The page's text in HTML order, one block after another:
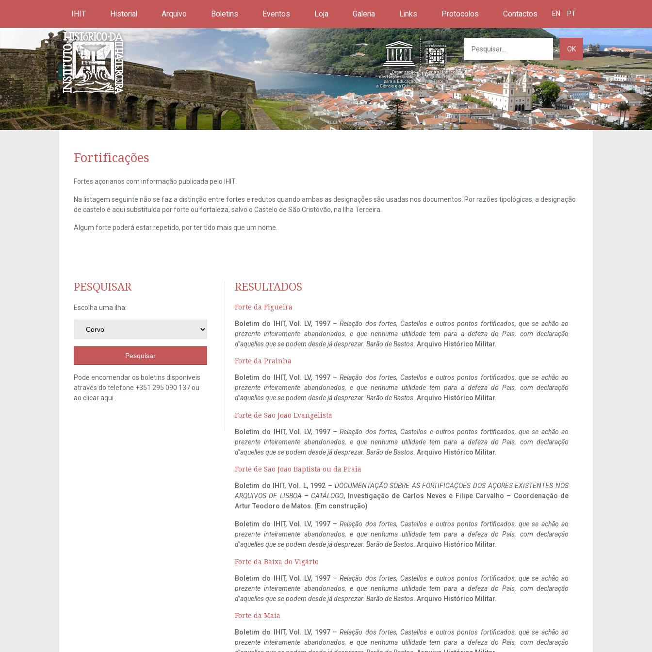
IHIT Historial Arquivo Boletins Eventos Loja Galeria Links Protocolos Contactos EN PT
OK
Fortificações
Fortes açorianos com informação publicada pelo IHIT.
Na listagem seguinte não se faz a distinção entre fortes e redutos quando ambas as designações são usadas nos documentos. Por razões tipológicas, a designação
de castelo é aqui substituída por forte ou fortaleza, salvo o Castelo de São Cristóvão, na Ilha Terceira.
Algum forte poderá estar repetido, por ter tido mais que um nome.
PESQUISAR
Escolha uma ilha:
Pesquisar
Pode encomendar os boletins disponíveis
através do telefone +351 295 090 137 ou
ao clicaraqui
RESULTADOS
Forte da Figueira
Boletim do IHIT, Vol. LV, 1997 –Relação dos fortes, Castellos e outros pontos fortificados, que se achão ao
prezente inteiramente abandonados, e que nenhuma utilidade tem para a defeza do Pais, com declaração
d’aquelles que se podem desde já desprezar. Barão de Bastos. Arquivo Histórico Militar.
Forte da Prainha
Boletim do IHIT, Vol. LV, 1997 –Relação dos fortes, Castellos e outros pontos fortificados, que se achão ao
prezente inteiramente abandonados, e que nenhuma utilidade tem para a defeza do Pais, com declaração
d’aquelles que se podem desde já desprezar. Barão de Bastos. Arquivo Histórico Militar.
Forte de São João Evangelista
Boletim do IHIT, Vol. LV, 1997 –Relação dos fortes, Castellos e outros pontos fortificados, que se achão ao
prezente inteiramente abandonados, e que nenhuma utilidade tem para a defeza do Pais, com declaração
d’aquelles que se podem desde já desprezar. Barão de Bastos. Arquivo Histórico Militar.
Forte de São João Baptista ou da Praia
Boletim do IHIT, Vol. L, 1992 – DOCUMENTAÇÃO SOBRE AS FORTIFICAÇÕES DOS AÇORES EXISTENTES NOS
ARQUIVOS DE LISBOA – CATÁLOGO, Investigação de Carlos Neves e Filipe Carvalho – Coordenação de
Artur Teodoro de Matos. (Em construção)
Boletim do IHIT, Vol. LV, 1997 –Relação dos fortes, Castellos e outros pontos fortificados, que se achão ao
prezente inteiramente abandonados, e que nenhuma utilidade tem para a defeza do Pais, com declaração
d’aquelles que se podem desde já desprezar. Barão de Bastos. Arquivo Histórico Militar.
Forte da Baixa do Vigário
Boletim do IHIT, Vol. LV, 1997 –Relação dos fortes, Castellos e outros pontos fortificados, que se achão ao
prezente inteiramente abandonados, e que nenhuma utilidade tem para a defeza do Pais, com declaração
d’aquelles que se podem desde já desprezar. Barão de Bastos. Arquivo Histórico Militar.
Forte da Maia
Boletim do IHIT, Vol. LV, 1997 –Relação dos fortes, Castellos e outros pontos fortificados, que se achão ao
prezente inteiramente abandonados, e que nenhuma utilidade tem para a defeza do Pais, com declaração